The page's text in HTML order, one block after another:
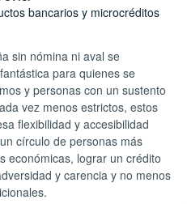
bancarios y microcréditos
sin nómina ni aval se
para quienes se
y personas con un sustento
vez menos estrictos, estos
flexibilidad y accesibilidad
círculo de personas más
económicas, lograr un crédito
y carencia y no menos